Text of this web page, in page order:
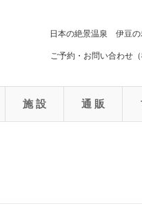
日本の絶景温泉 伊豆の
ご予約・お問い合わせ
施 設 通 販